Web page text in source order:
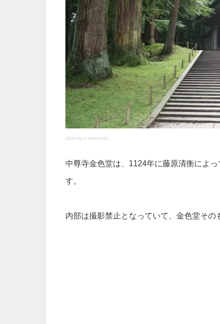
photo by s.webry.info
中尊寺金色堂は、1124年に藤原清衡によ
す。
内部は撮影禁止となっていて、金色堂その